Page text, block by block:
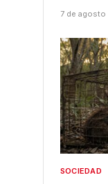
7 de
SOCIEDAD